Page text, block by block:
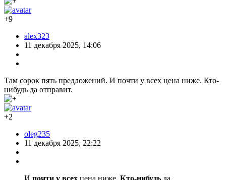
+9
alex323
11 декабря 2025, 14:06
Там сорок пять предложений. И почти у всех цена ниже. Кто-
нибудь да отправит.
+2
oleg235
11 декабря 2025, 22:22
И почти у всех цена ниже. Кто-нибудь да